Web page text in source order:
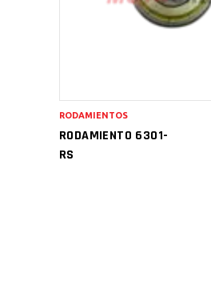
RODAMIENTO 6301-
RS
RODAMIENTOS